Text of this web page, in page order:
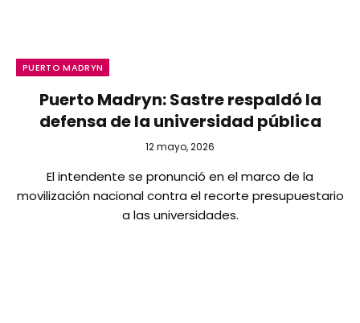
PUERTO MADRYN
Puerto Madryn: Sastre respaldó la
defensa de la universidad pública
12 mayo, 2026
El intendente se pronunció en el marco de la
movilización nacional contra el recorte presupuestario
a las universidades.